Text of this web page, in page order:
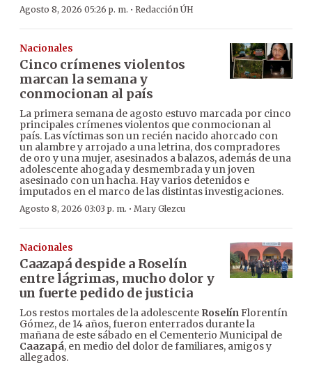
Agosto 8, 2026 05:26 p. m. · Redacción ÚH
Nacionales
Cinco crímenes violentos
marcan la semana y
conmocionan al país
La primera semana de agosto estuvo marcada por cinco
principales crímenes violentos que conmocionan al
país. Las víctimas son un recién nacido ahorcado con
un alambre y arrojado a una letrina, dos compradores
de oro y una mujer, asesinados a balazos, además de una
adolescente ahogada y desmembrada y un joven
asesinado con un hacha. Hay varios detenidos e
imputados en el marco de las distintas investigaciones.
Agosto 8, 2026 03:03 p. m. · Mary Glezcu
Nacionales
Caazapá despide a Roselín
entre lágrimas, mucho dolor y
un fuerte pedido de justicia
Los restos mortales de la adolescente RoselínFlorentín
Gómez, de 14 años, fueron enterrados durante la
mañana de este sábado en el Cementerio Municipal de
Caazapá, en medio del dolor de familiares, amigos y
allegados.